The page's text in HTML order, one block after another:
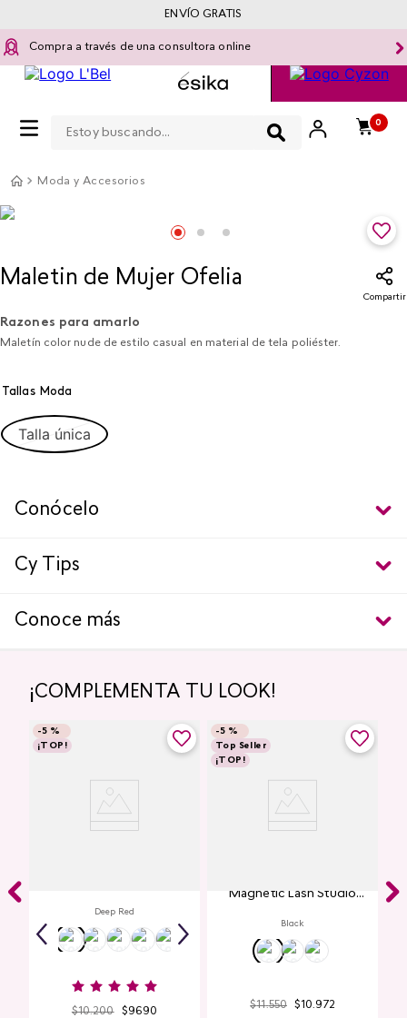
Compra a través de una consultora online
0
ENVÍO GRATIS
Moda y Accesorios
Maletin de Mujer Ofelia ​
Compartir
Razones para amarlo
Maletín color nude de estilo casual en material de tela poliéster.
Tallas Moda
Talla única
Conócelo
Cy Tips
Conoce más
¡COMPLEMENTA TU LOOK!
-5 %
¡TOP!
Deep Red
$10.200 $9690
-5 %
Top Seller
¡TOP!
Magnetic Lash Studio
Black
$11.550 $ 10.972